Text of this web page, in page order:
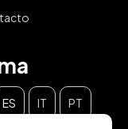
ES IT PT